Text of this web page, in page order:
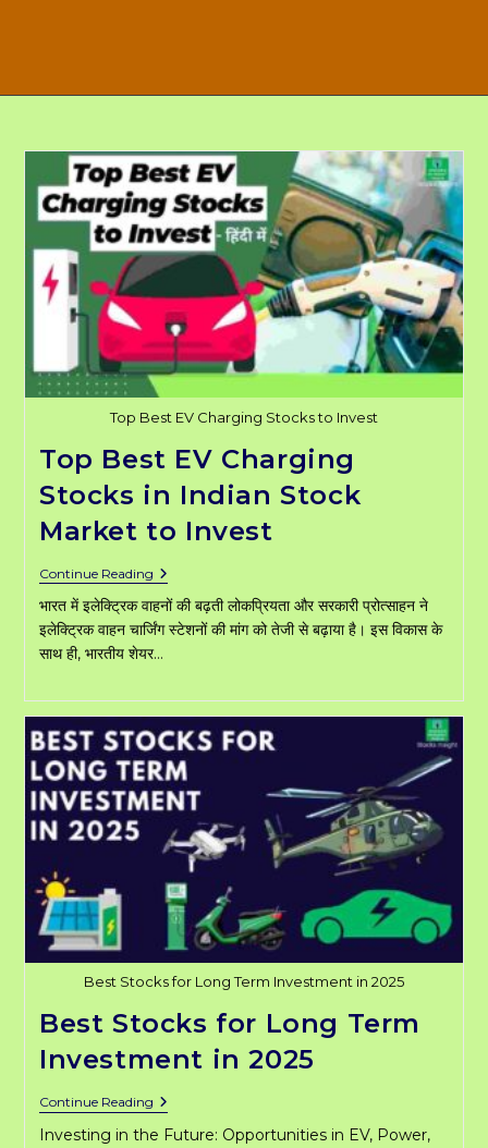
Top Best EV Charging Stocks to Invest
Top Best EV Charging
Stocks in Indian Stock
Market to Invest
Continue ReadingTop
EV
Charging
In
Market
To
Invest
भारत में इलेक्ट्रिक वाहनों की बढ़ती लोकप्रियता और सरकारी प्रोत्साहन ने
इलेक्ट्रिक वाहन चार्जिंग स्टेशनों की मांग को तेजी से बढ़ाया है। इस विकास के
साथ ही, भारतीय शेयर…
Best Stocks for Long Term Investment in 2025
Best Stocks for Long Term
Investment in 2025
Continue ReadingBest
Stocks
For
Investing in the Future: Opportunities in EV, Power,